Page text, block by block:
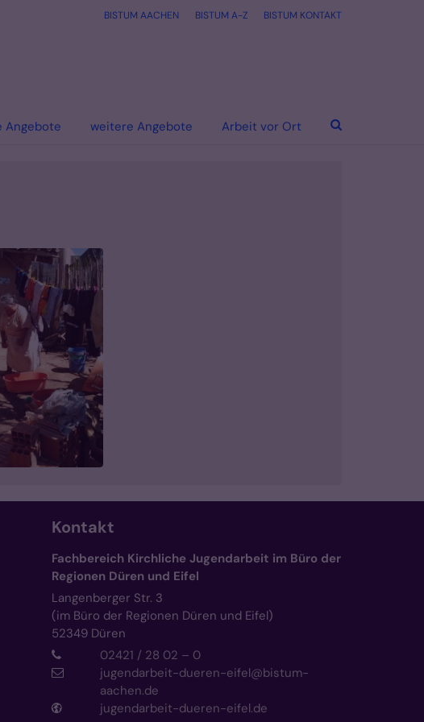
BISTUM AACHEN BISTUM A-Z BISTUM KONTAKT
Angebote weitere Angebote Arbeit vor Ort
Kontakt
Fachbereich Kirchliche Jugendarbeit im Büro der
Regionen Düren und Eifel
Langenberger Str. 3
(im Büro der Regionen Düren und Eifel)
52349 Düren
02421 / 28 02 – 0
jugendarbeit-dueren-eifel@bistum-
aachen.de
jugendarbeit-dueren-eifel.de